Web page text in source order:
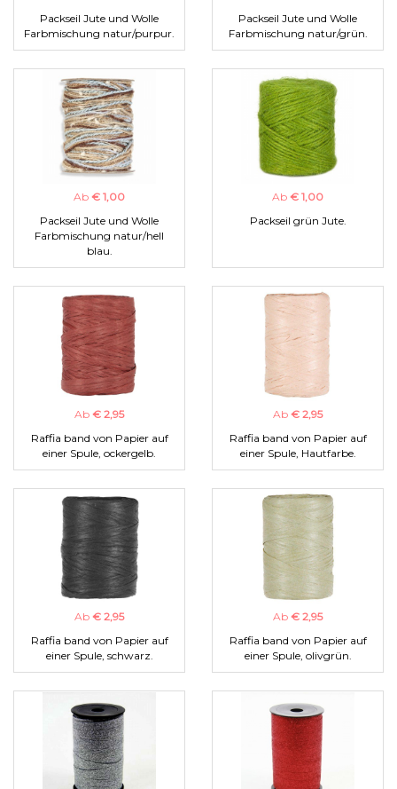
Packseil Jute und Wolle
Farbmischung natur/purpur.
Packseil Jute und Wolle
Farbmischung natur/grün.
Ab € 1,00
Packseil Jute und Wolle
Farbmischung natur/hell
blau.
Ab € 1,00
Packseil grün Jute.
Ab € 2,95
Raffia band von Papier auf
einer Spule, ockergelb.
Ab € 2,95
Raffia band von Papier auf
einer Spule, Hautfarbe.
Ab € 2,95
Raffia band von Papier auf
einer Spule, schwarz.
Ab € 2,95
Raffia band von Papier auf
einer Spule, olivgrün.